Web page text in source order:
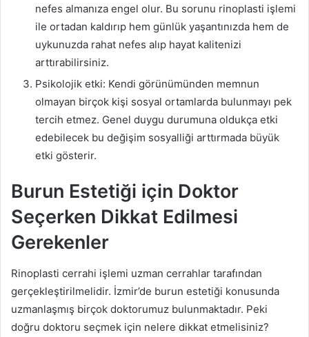
nefes almanıza engel olur. Bu sorunu rinoplasti işlemi
ile ortadan kaldırıp hem günlük yaşantınızda hem de
uykunuzda rahat nefes alıp hayat kalitenizi
arttırabilirsiniz.
Psikolojik etki: Kendi görünümünden memnun
olmayan birçok kişi sosyal ortamlarda bulunmayı pek
tercih etmez. Genel duygu durumuna oldukça etki
edebilecek bu değişim sosyalliği arttırmada büyük
etki gösterir.
Burun Estetiği için Doktor
Seçerken Dikkat Edilmesi
Gerekenler
Rinoplasti cerrahi işlemi uzman cerrahlar tarafından
gerçekleştirilmelidir. İzmir’de burun estetiği konusunda
uzmanlaşmış birçok doktorumuz bulunmaktadır. Peki
doğru doktoru seçmek için nelere dikkat etmelisiniz?